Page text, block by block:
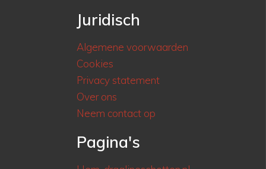
Juridisch
Algemene voorwaarden
Cookies
Privacy statement
Over ons
Neem contact op
Pagina's